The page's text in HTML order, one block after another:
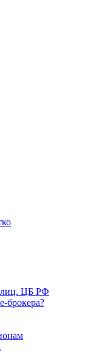
ЦБ РФ
брокера?